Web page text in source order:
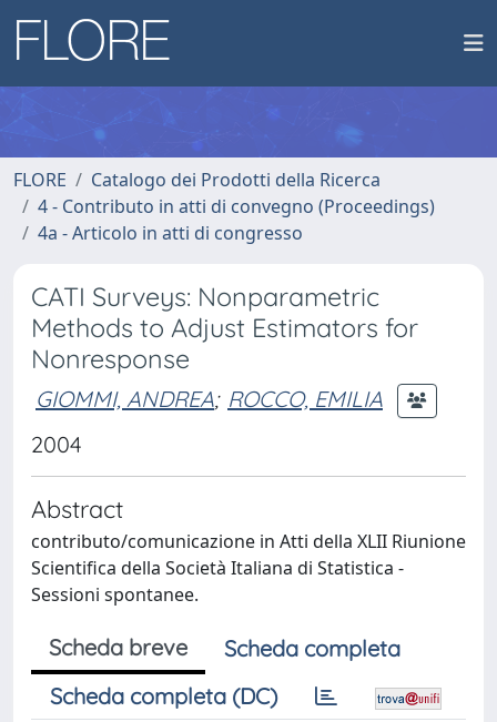
FLORE
Catalogo dei Prodotti della Ricerca
4 - Contributo in atti di convegno (Proceedings)
4a - Articolo in atti di congresso
CATI Surveys: Nonparametric
Methods to Adjust Estimators for
Nonresponse
GIOMMI, ANDREA; ROCCO, EMILIA
2004
Abstract
contributo/comunicazione in Atti della XLII Riunione
Scientifica della Società Italiana di Statistica -
Sessioni spontanee.
Scheda breve
Scheda completa
Scheda completa (DC)